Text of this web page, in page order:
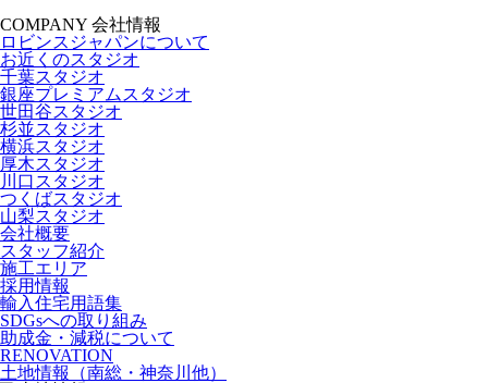
COMPANY 会社情報
ロビンスジャパンについて
お近くのスタジオ
千葉スタジオ
銀座プレミアムスタジオ
世田谷スタジオ
杉並スタジオ
横浜スタジオ
厚木スタジオ
川口スタジオ
つくばスタジオ
山梨スタジオ
会社概要
スタッフ紹介
施工エリア
採用情報
輸入住宅用語集
SDGsへの取り組み
助成金・減税について
RENOVATION
土地情報
（南総・神奈川他）